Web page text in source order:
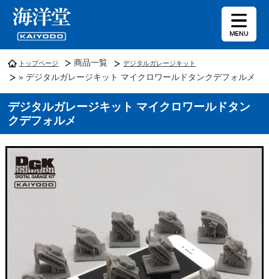
トップページ 商品一覧 デジタルガレージキット
» デジタルガレージキット マイクロワールドタンクデフォルメ
デジタルガレージキット マイクロワールドタン
クデフォルメ